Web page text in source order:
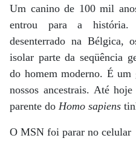
Um canino de 100 mil
entrou para a
desenterrado na Bélgica,
isolar parte da seqüência
do homem moderno. É um
nossos ancestrais. Até
parente do Homo sapiens
O MSN foi parar no celular